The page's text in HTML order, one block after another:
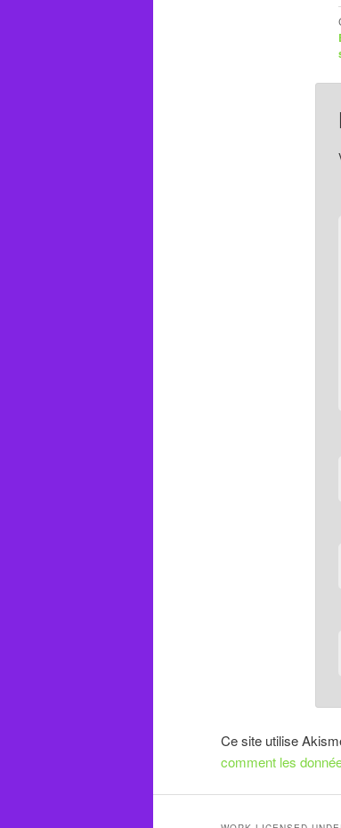
Ce site utilise
comment les